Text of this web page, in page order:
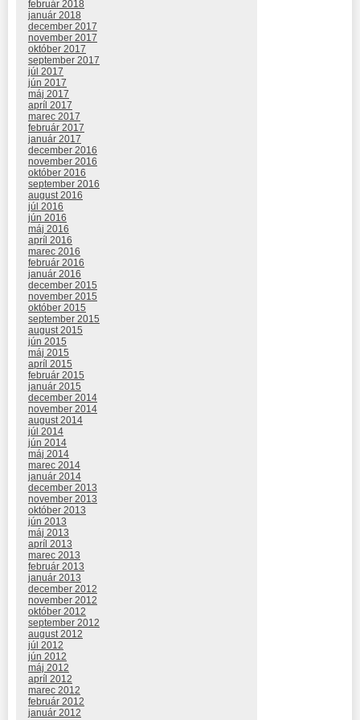
február 2018
január 2018
december 2017
november 2017
október 2017
september 2017
júl 2017
jún 2017
máj 2017
apríl 2017
marec 2017
február 2017
január 2017
december 2016
november 2016
október 2016
september 2016
august 2016
júl 2016
jún 2016
máj 2016
apríl 2016
marec 2016
február 2016
január 2016
december 2015
november 2015
október 2015
september 2015
august 2015
jún 2015
máj 2015
apríl 2015
február 2015
január 2015
december 2014
november 2014
august 2014
júl 2014
jún 2014
máj 2014
marec 2014
január 2014
december 2013
november 2013
október 2013
jún 2013
máj 2013
apríl 2013
marec 2013
február 2013
január 2013
december 2012
november 2012
október 2012
september 2012
august 2012
júl 2012
jún 2012
máj 2012
apríl 2012
marec 2012
február 2012
január 2012